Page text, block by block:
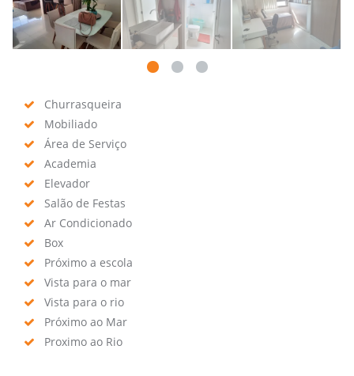
Churrasqueira
Mobiliado
Área de Serviço
Academia
Elevador
Salão de Festas
Ar Condicionado
Box
Próximo a escola
Vista para o mar
Vista para o rio
Próximo ao Mar
Proximo ao Rio